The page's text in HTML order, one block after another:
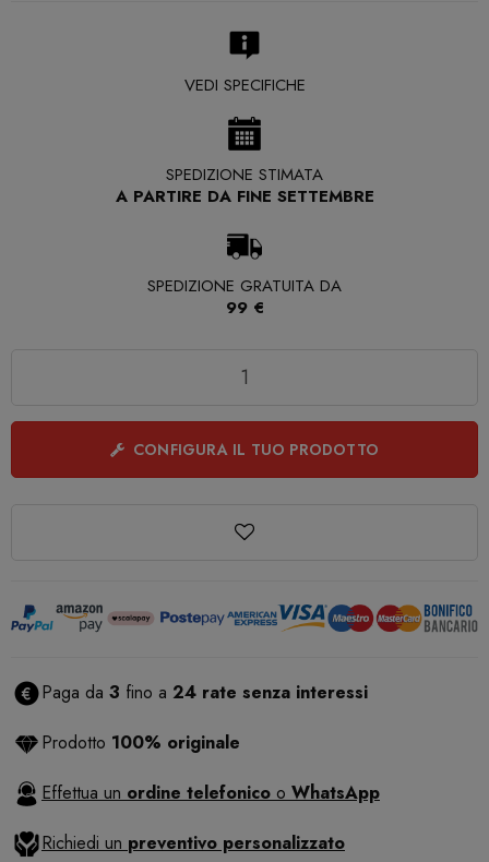
VEDI SPECIFICHE
SPEDIZIONE STIMATA
A PARTIRE DA FINE SETTEMBRE
SPEDIZIONE GRATUITA DA
99 €
CONFIGURA IL TUO PRODOTTO
Paga da 3 fino a 24 rate senza interessi
Prodotto 100% originale
Effettua un ordine telefonico o WhatsApp
Richiedi un preventivo personalizzato